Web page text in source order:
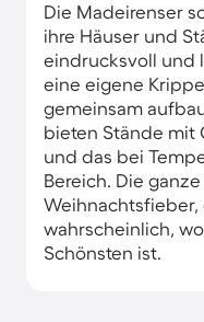
Die Madeirenser
ihre Häuser und
eindrucksvoll und
eine eigene
gemeinsam
bieten Stände mit
und das bei
Bereich. Die
Weihnachtsfieber,
wahrscheinlich,
Schönsten ist.